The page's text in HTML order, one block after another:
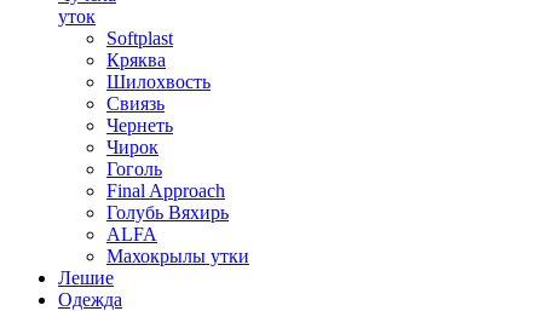
уток
Softplast
Кряква
Шилохвость
Свиязь
Чернеть
Чирок
Гоголь
Final Approach
Голубь Вяхирь
ALFA
Махокрылы утки
Лешие
Одежда